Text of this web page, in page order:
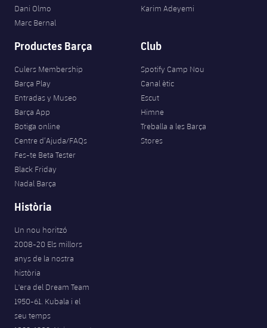
Dani Olmo
Marc Bernal
Karim Adeyemi
Productes Barça
Culers Membership
Barça Play
Entradas y Museo
Barça App
Botiga online
Centre d’Ajuda/FAQs
Fes-te Beta Tester
Black Friday
Nadal Barça
Club
Spotify Camp Nou
Canal ètic
Escut
Himne
Treballa a les Barça
Stores
Història
Un nou horitzó
2008-20 Els millors
anys de la nostra
història
L'era del Dream Team
1950-61. Kubala i el
seu temps